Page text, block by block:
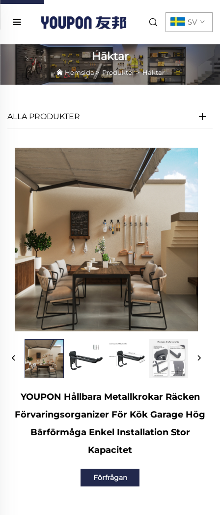
SV
Häktar
Hemsida>Produkter>Häktar
ALLA PRODUKTER
YOUPON Hållbara Metallkrokar Räcken
Förvaringsorganizer För Kök Garage Hög
Bärförmåga Enkel Installation Stor
Kapacitet
Förfrågan